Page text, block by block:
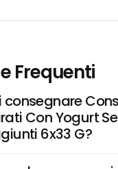
Frequenti
consegnare
Con Yogurt
6x33 G?